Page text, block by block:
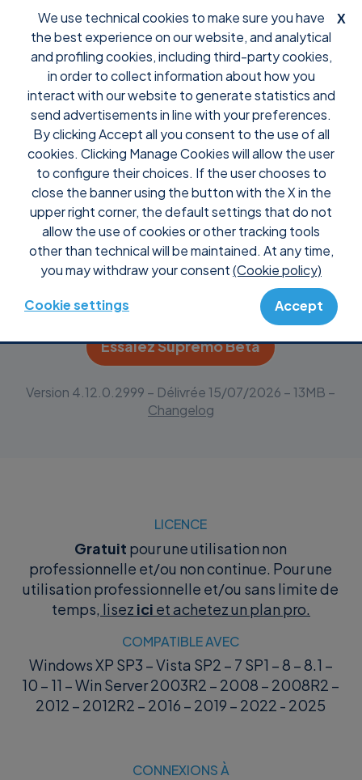
X
We use technical cookies to make sure you have
the best experience on our website, and analytical
and profiling cookies, including third-party cookies,
in order to collect information about how you
interact with our website to generate statistics and
send advertisements in line with your preferences.
By clicking Accept all you consent to the use of all
cookies. Clicking Manage Cookies will allow the user
to configure their choices. If the user chooses to
close the banner using the button with the X in the
upper right corner, the default settings that do not
allow the use of cookies or other tracking tools
other than technical will be maintained. At any time,
you may withdraw your consent(Cookie policy)
Cookie settings Accept
Téléchargez
Supremo pour
Windows
Obtenez gratuitement notre logiciel de
contrôle à distance
Téléchargez Supremo
Essaiez Supremo Bêta
Version 4.12.0.2999 – Délivrée15/07/2026 –13MB –
Changelog
LICENCE
Gratuit pour une utilisation non
professionnelle et/ou non continue. Pour une
utilisation professionnelle et/ou sans limite de
temps, lisez ici et achetez un plan pro.
COMPATIBLE AVEC
Windows XP SP3 – Vista SP2 – 7 SP1 – 8 – 8.1 –
10 – 11 – Win Server 2003R2 – 2008 – 2008R2 –
2012 – 2012R2 – 2016 – 2019 – 2022 - 2025
CONNEXIONS À